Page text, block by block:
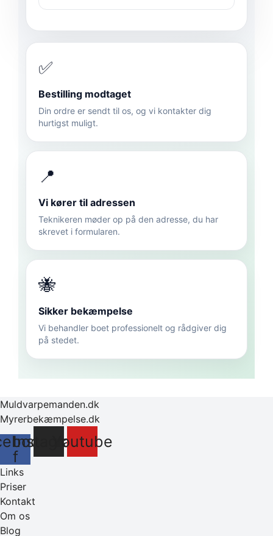
✅
Bestilling modtaget
Din ordre er sendt til os, og vi kontakter dig
hurtigst muligt.
📍
Vi kører til adressen
Teknikeren møder op på den adresse, du har
skrevet i formularen.
🐝
Sikker bekæmpelse
Vi behandler boet professionelt og rådgiver dig
på stedet.
Muldvarpemanden.dk
Myrerbekæmpelse.dk
f
InstagramYoutube
Links
Priser
Kontakt
Om os
Blog